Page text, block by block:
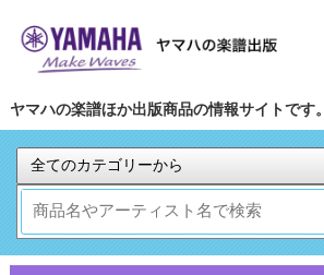
ヤマハの楽譜ほか出版商品の情報サイトです。